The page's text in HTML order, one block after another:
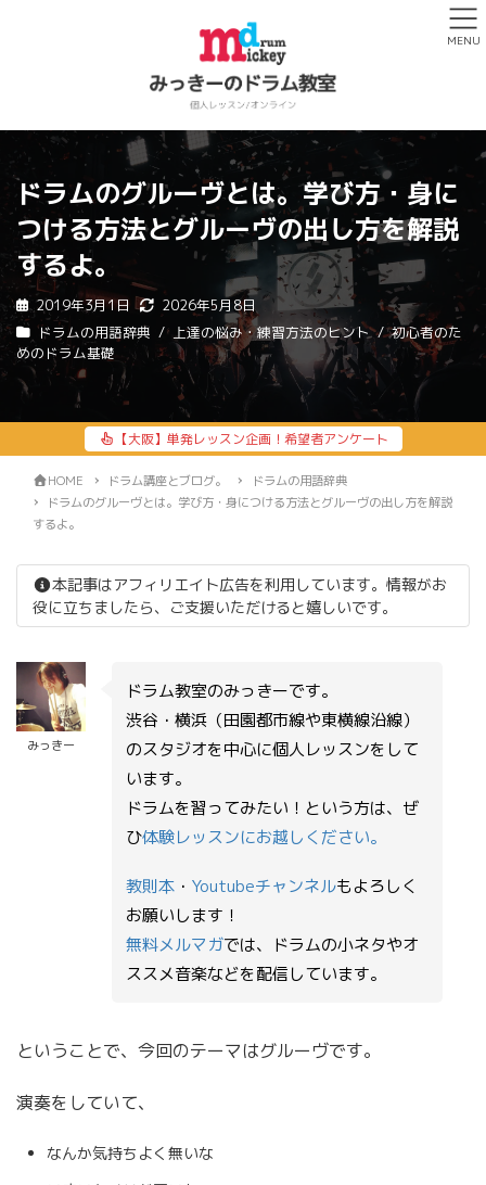
ドラムのグルーヴとは。学び方・身に
つける方法とグルーヴの出し方を解説
するよ。
2019年3月1日
2026年5月8日
ドラムの用語辞典
上達の悩み・練習方法のヒント
初心者のた
めのドラム基礎
【大阪】単発レッスン企画！希望者アンケート
HOME ドラム講座とブログ。
ドラムの用語辞典
ドラムのグルーヴとは。学び方・身につける方法とグルーヴの出し方を解説
するよ。
本記事はアフィリエイト広告を利用しています。情報がお
役に立ちましたら、ご支援いただけると嬉しいです。
みっきー
ドラム教室のみっきーです。
渋谷・横浜（田園都市線や東横線沿線）
のスタジオを中心に個人レッスンをして
います。
ドラムを習ってみたい！という方は、ぜ
ひ体験レッスンにお越しください。
教則本・ Youtubeチャンネルもよろしく
お願いします！
無料メルマガでは、ドラムの小ネタやオ
ススメ音楽などを配信しています。
ということで、今回のテーマはグルーヴです。
演奏をしていて、
なんか気持ちよく無いな
MENU